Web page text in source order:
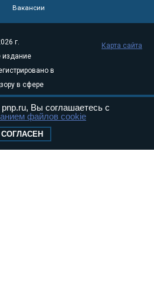
Вакансии
г.
издание
в
в сфере
и
05
Эл № ФС77-
Карта сайта
Вы соглашаетесь с
файлов cookie
СОГЛАСЕН